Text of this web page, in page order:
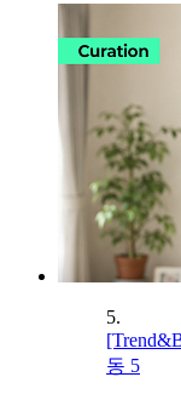
5.
동 5